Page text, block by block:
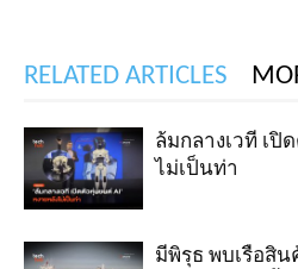
RELATED ARTICLES
ล้มกลางเวที เปิ
ไม่เป็นท่า
มีพิรุธ พบเรือสิ